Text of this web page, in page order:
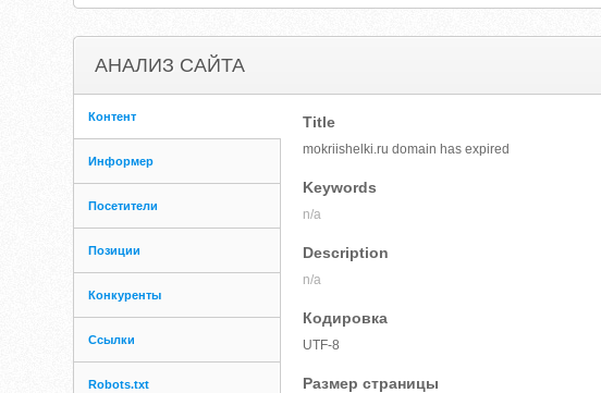
АНАЛИЗ САЙТА
Контент
Информер
Посетители
Позиции
Конкуренты
Ссылки
Robots.txt
Title
mokriishelki.ru domain has expired
Keywords
n/a
Description
n/a
Кодировка
UTF-8
Размер страницы